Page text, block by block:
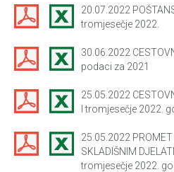
20.07.2022
tromjesečje 2022.
30.06.2022
podaci za 2021
25.05.2022
I tromjesečje 2022.
25.05.2022 PROMET
SKLADIŠNIM
tromjesečje 2022.